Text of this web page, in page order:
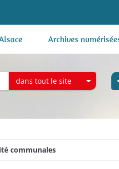
Archives
dans tout le site
communales